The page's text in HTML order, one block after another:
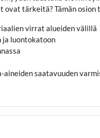
tärkeitä? Tämän osion
virrat alueiden välillä
ja luontokatoon
saatavuuden